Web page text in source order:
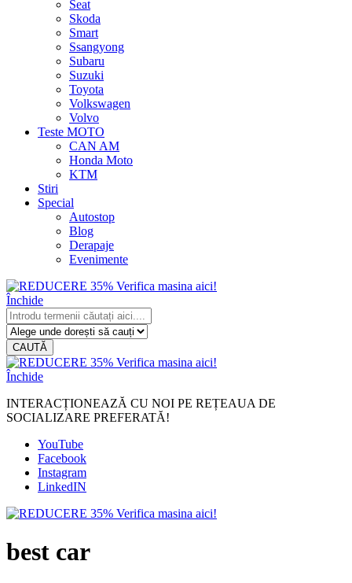
Seat
Skoda
Smart
Ssangyong
Subaru
Suzuki
Toyota
Volkswagen
Volvo
Teste MOTO
CAN AM
Honda Moto
KTM
Stiri
Special
Autostop
Blog
Derapaje
Evenimente
Închide
CAUTĂ
Închide
INTERACȚIONEAZĂ CU NOI PE REȚEAUA DE
SOCIALIZARE PREFERATĂ!
YouTube
Facebook
Instagram
LinkedIN
best car